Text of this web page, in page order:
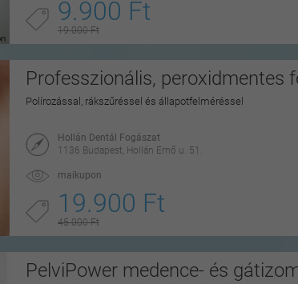
9.900 Ft
19.000 Ft
Professzionális, peroxidmentes
Polírozással, rákszűréssel és állapotfelméréssel
Hollán Dentál Fogászat
1136 Budapest, Hollán Ernő u. 51.
maikupon
19.900 Ft
45.000 Ft
PelviPower medence- és